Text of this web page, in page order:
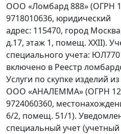
ООО «Ломбард 888» (ОГРН
9718010636, юридический
адрес: 115470, город
д.17, этаж 1, помещ. XXII).
специального учета:
включено в Реестр
Услуги по скупке изделий
ООО «АНАЛЕММА» (ОГРН
9724060360,
6/2, помещ. 51/1).
специальный учет